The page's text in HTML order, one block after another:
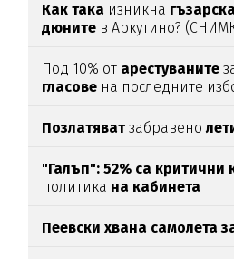
Как така изникна
дюните в Аркутино?
Под 10% от арестуваните
гласове на последните
Позлатяватзабравено
"Галъп": 52% са
политика на кабинета
Пеевски хвана самолета